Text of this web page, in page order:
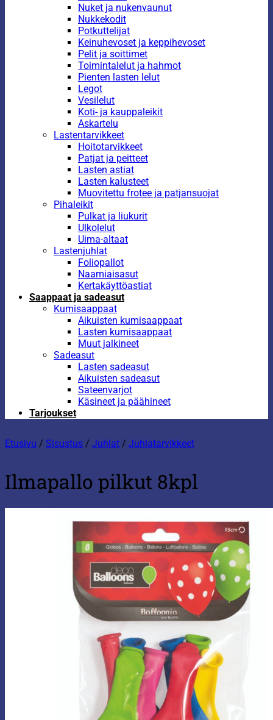
Nuket ja nukenvaunut
Nukkekodit
Potkuttelijat
Keinuhevoset ja keppihevoset
Pelit ja soittimet
Toimintalelut ja hahmot
Pienten lasten lelut
Legot
Vesilelut
Koti- ja kauppaleikit
Askartelu
Lastentarvikkeet
Hoitotarvikkeet
Patjat ja peitteet
Lasten astiat
Lasten kalusteet
Muovitettu frotee ja patjansuojat
Pihaleikit
Pulkat ja liukurit
Ulkolelut
Uima-altaat
Lastenjuhlat
Foliopallot
Naamiaisasut
Kertakäyttöastiat
Saappaat ja sadeasut
Kumisaappaat
Aikuisten kumisaappaat
Lasten kumisaappaat
Muut jalkineet
Sadeasut
Lasten sadeasut
Aikuisten sadeasut
Sateenvarjot
Käsineet ja päähineet
Tarjoukset
Etusivu / Sisustus / Juhlat / Juhlatarvikkeet
Ilmapallo pilkut 8kpl